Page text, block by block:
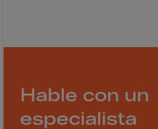
Liechtenstein
Lithuania
Hable con un
especialista